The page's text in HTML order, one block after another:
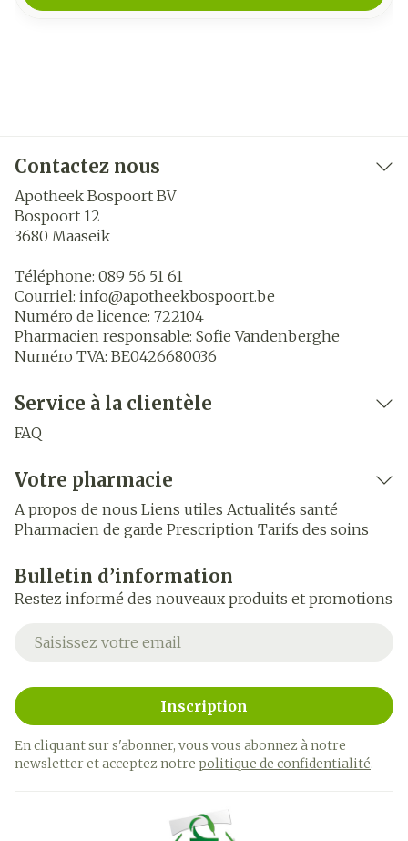
Contactez nous
Apotheek Bospoort BV
Bospoort 12
3680 Maaseik
Téléphone: 089 56 51 61
Courriel: info@apotheekbospoort.be
Numéro de licence: 722104
Pharmacien responsable: Sofie Vandenberghe
Numéro TVA: BE0426680036
Service à la clientèle
FAQ
Votre pharmacie
A propos de nous Liens utiles Actualités santé
Pharmacien de garde Prescription Tarifs des soins
Bulletin d’information
Restez informé des nouveaux produits et promotions
Adresse mail
Inscription
En cliquant sur s'abonner, vous vous abonnez à notre
newsletter et acceptez notre politique de confidentialité.